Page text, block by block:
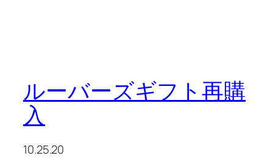
ルーバーズギフト再購
入
10.25.20